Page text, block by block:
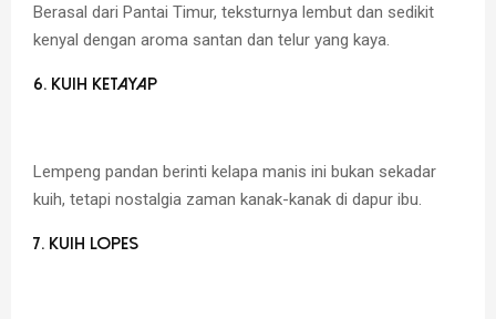
Berasal dari Pantai Timur, teksturnya lembut dan sedikit
kenyal dengan aroma santan dan telur yang kaya.
6. Kuih Ketayap
Lempeng pandan berinti kelapa manis ini bukan sekadar
kuih, tetapi nostalgia zaman kanak-kanak di dapur ibu.
7. Kuih Lopes